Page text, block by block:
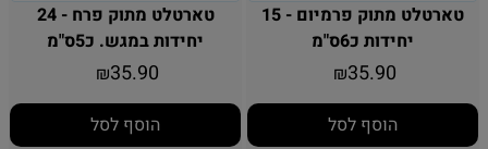
טארטלט מתוק פרמיום - 15
יחידות כ6ס"מ
₪35.90
הוסף לסל
טארטלט מתוק פרח - 24
יחידות במגש. כ5ס"מ
₪35.90
הוסף לסל